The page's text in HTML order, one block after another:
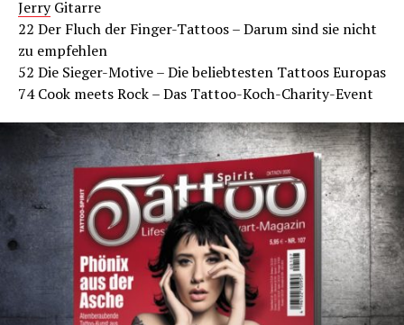
JerryGitarre
22 Der Fluch der Finger-Tattoos – Darum sind sie nicht
zu empfehlen
52 Die Sieger-Motive – Die beliebtesten Tattoos Europas
74 Cook meets Rock – Das Tattoo-Koch-Charity-Event